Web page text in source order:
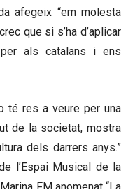
afegeix “em molesta
que si s’ha d’aplicar
als catalans i ens
té res a veure per una
de la societat, mostra
dels darrers anys.”
l’Espai Musical de la